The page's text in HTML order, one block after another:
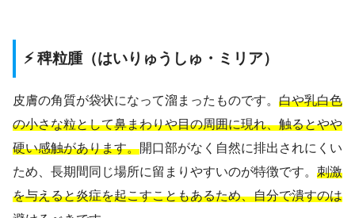
⚡ 稗粒腫（はいりゅうしゅ・ミリア）
皮膚の角質が袋状になって溜まったものです。 白や乳白色
の小さな粒として鼻まわりや目の周囲に現れ、触るとやや
硬い感触があります。開口部がなく自然に排出されにくい
ため、長期間同じ場所に留まりやすいのが特徴です。 刺激
を与えると炎症を起こすこともあるため、自分で潰すのは